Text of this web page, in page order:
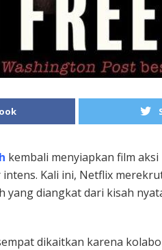
kembali menyiapkan film
Kali ini, Netflix
yang diangkat dari kisah
dikaitkan karena